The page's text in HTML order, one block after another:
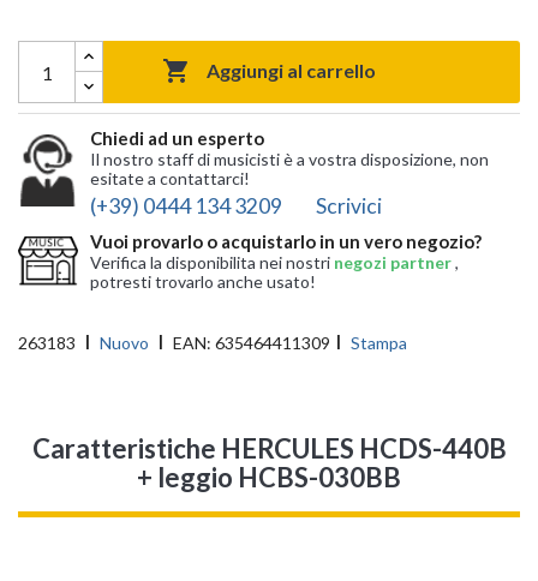
 Aggiungi al carrello
Chiedi ad un esperto
Il nostro staff di musicisti è a vostra disposizione, non
esitate a contattarci!
(+39) 0444 134 3209 Scrivici
Vuoi provarlo o acquistarlo in un vero negozio?
Verifica la disponibilita nei nostri negozi partner,
potresti trovarlo anche usato!
263183 Nuovo EAN: 635464411309 Stampa
Caratteristiche HERCULES HCDS-440B
+ leggio HCBS-030BB